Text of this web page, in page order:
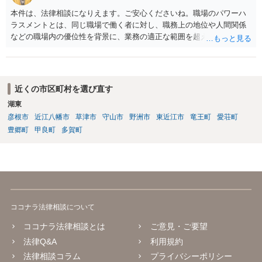
本件は、法律相談になりえます。ご安心くださいね。職場のパワーハ
ラスメントとは、同じ職場で働く者に対し、職務上の地位や人間関係
などの職場内の優位性を背景に、業務の適正な範囲を超えて、精神
本件の言動が、これらに該当するかどうか、証拠に基づいて、子細な
きちんと追及されたい場合には、労働法にかなり詳しく、上記に関係
した法理等にも通じた弁護士等に相談し、法的に正確に分析してもら
い、今後の対応を検討するべきです。
近くの市区町村を選び直す
湖東
彦根市
近江八幡市 草津市 守山市 野洲市 東近江市 竜王町
愛荘町
豊郷町
甲良町 多賀町
ココナラ法律相談について
ココナラ法律相談とは
法律Q&A
法律相談コラム
ご意見・ご要望
利用規約
プライバシーポリシー